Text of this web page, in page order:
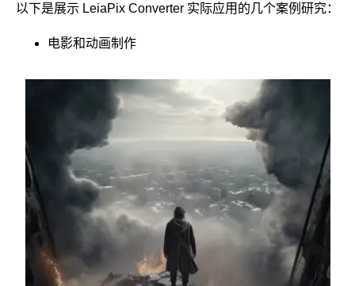
以下是展示 LeiaPix Converter 实际应用的几个案例研究：
电影和动画制作